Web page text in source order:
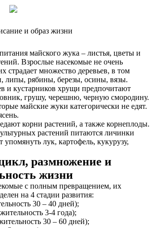
и образ жизни
майского жука – листья, цветы и
Взрослые насекомые не очень
страдает множество деревьев, в том
липы, рябины, березы, осины, вязы.
и кустарников хрущи предпочитают
грушу, черешню, черную смородину.
майские жуки категорически не едят.
корни растений, а также корнеплоды.
растений питаются личинки
упомянуть лук, картофель, кукурузу,
размножение и
жизни
с полным превращением, их
на 4 стадии развития:
30 – 40 дней);
3-4 года);
30 – 60 дней);